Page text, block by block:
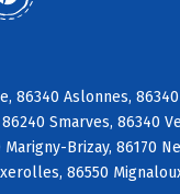
Aslonnes,
Smarves, 86340
Marigny-Brizay,
86550